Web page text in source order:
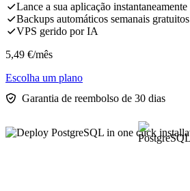
Lance a sua aplicação instantaneamente
Backups automáticos semanais gratuitos
VPS gerido por IA
5,49 €/mês
Escolha um plano
Garantia de reembolso de 30 dias